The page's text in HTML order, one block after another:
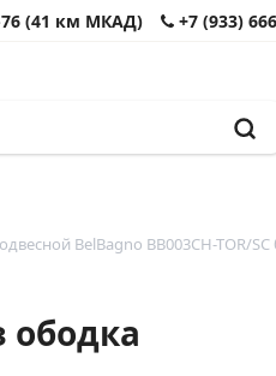
76 (41 км МКАД) +7 (933)
BelBagno BB003CH-TOR/
ободка